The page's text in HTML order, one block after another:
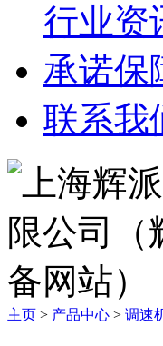
行业资
承诺保
联系我
主页 > 产品中心 > 调速